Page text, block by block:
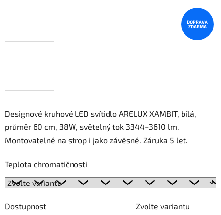
Designové kruhové LED svítidlo ARELUX XAMBIT, bílá,
průměr 60 cm, 38W, světelný tok 3344–3610 lm.
Montovatelné na strop i jako závěsné. Záruka 5 let.
Teplota chromatičnosti
Dostupnost
Zvolte variantu
DOPRAVA
ZDARMA